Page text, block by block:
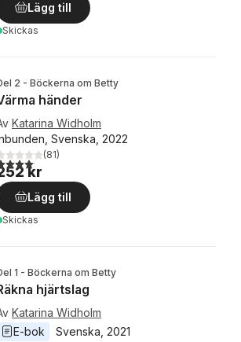
Lägg till
Skickas
2 - Böckerna om Betty
händer
Katarina Widholm
Svenska, 2022
utav 5 stjärnor. Totalt antal röster:
(81)
kr
Lägg till
Skickas
1 - Böckerna om Betty
hjärtslag
Katarina Widholm
E-bok
Svenska 2021